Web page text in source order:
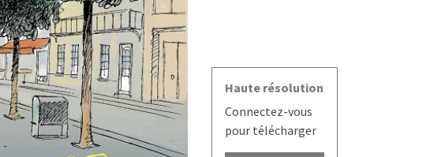
Haute résolution
Connectez-vous
pour télécharger